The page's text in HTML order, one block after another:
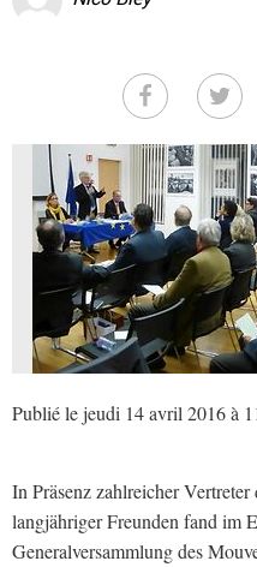
Publié le jeudi 14 avril 2016 à
In Präsenz zahlreicher
langjähriger Freunden fand im
Generalversammlung des